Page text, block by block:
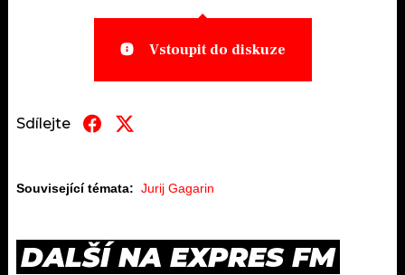
Vstoupit do diskuze
Sdílejte
Související témata: Jurij Gagarin
DALŠÍ NA EXPRES FM